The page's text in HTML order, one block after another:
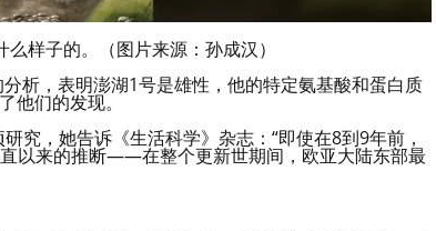
样子的。（图片来源：孙成汉）
析，表明澎湖1号是雄性，他的特定氨基酸和蛋白质
他们的发现。
究，她告诉《生活科学》杂志：“即使在8到9年前，
以来的推断——在整个更新世期间，欧亚大陆东部最